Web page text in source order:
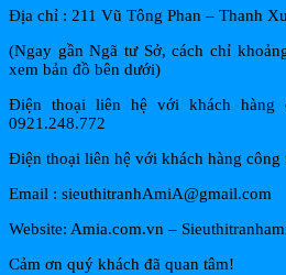
Địa chỉ : 211 Vũ Tông Phan – Thanh
(Ngay gần Ngã tư Sở, cách chỉ
xem bản đồ bên dưới)
Điện thoại liên hệ với khách hàng
0921.248.772
Điện thoại liên hệ với khách hàng công
Email : sieuthitranhAmiA@gmail.com
Website: Amia.com.vn –
Cảm ơn quý khách đã quan tâm!